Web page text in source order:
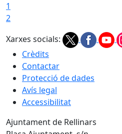
1
2
Xarxes socials:
Crèdits
Contactar
Protecció de dades
Avís legal
Accessibilitat
Ajuntament de Rellinars